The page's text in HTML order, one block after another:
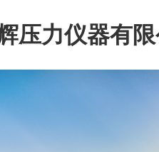
压力仪器有